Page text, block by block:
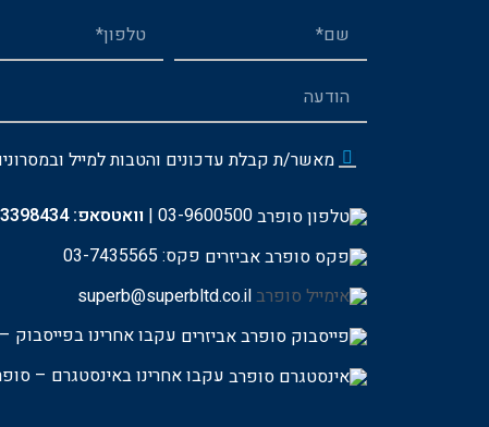
מאשר/ת קבלת עדכונים והטבות למייל
03-9600500
| וואטסאפ:
פקס: 03-7435565
עקבו אחרינו בפייסבוק
עקבו אחרינו באינסטגרם –